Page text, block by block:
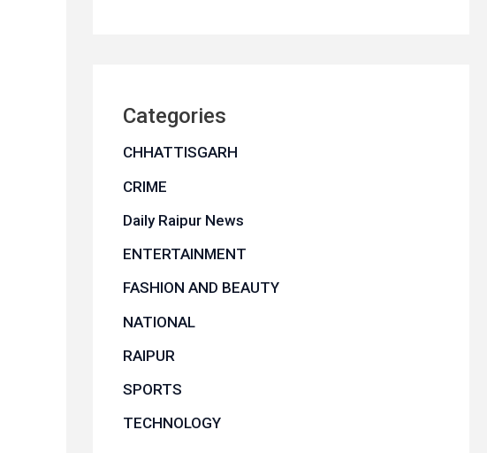
Categories
CHHATTISGARH
CRIME
Daily Raipur News
ENTERTAINMENT
FASHION AND BEAUTY
NATIONAL
RAIPUR
SPORTS
TECHNOLOGY